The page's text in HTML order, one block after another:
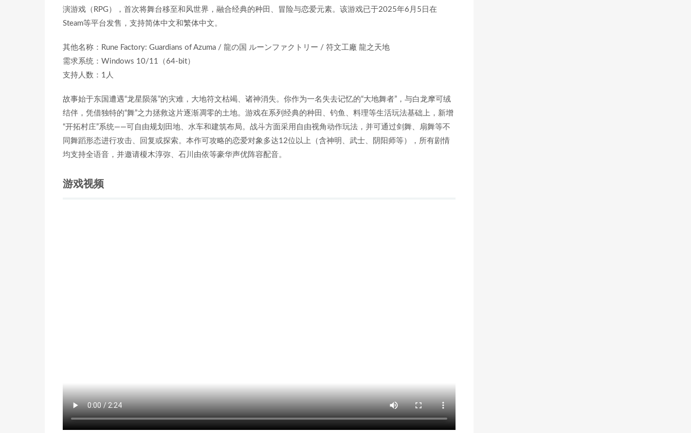
演游戏（RPG），首次将舞台移至和风世界，融合经典的种田、冒险与恋爱元素。该游戏已于2025年6月5日在
Steam等平台发售，支持简体中文和繁体中文。
其他名称：Rune Factory: Guardians of Azuma / 龍の国 ルーンファクトリー / 符文工廠 龍之天地
需求系统：Windows 10/11（64-bit）
支持人数：1人
故事始于东国遭遇“龙星陨落”的灾难，大地符文枯竭、诸神消失。你作为一名失去记忆的“大地舞者”，与白龙摩可绒
结伴，凭借独特的“舞”之力拯救这片逐渐凋零的土地。游戏在系列经典的种田、钓鱼、料理等生活玩法基础上，新增
“开拓村庄”系统——可自由规划田地、水车和建筑布局。战斗方面采用自由视角动作玩法，并可通过剑舞、扇舞等不
同舞蹈形态进行攻击、回复或探索。本作可攻略的恋爱对象多达12位以上（含神明、武士、阴阳师等），所有剧情
均支持全语音，并邀请榎木淳弥、石川由依等豪华声优阵容配音。
游戏视频